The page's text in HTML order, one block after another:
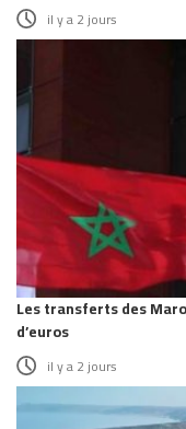
il y a 2 jours
Les transferts des
d’euros
il y a 2 jours